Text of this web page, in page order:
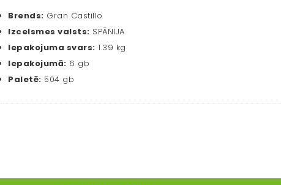
Brends: Gran Castillo
Izcelsmes valsts: SPĀNIJA
Iepakojuma svars: 1.39 kg
Iepakojumā: 6 gb
Paletē: 504 gb